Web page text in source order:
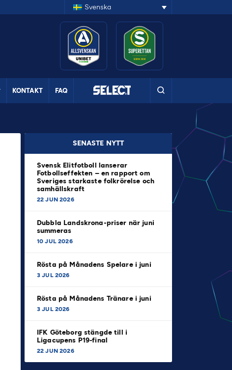
Svenska
KONTAKT FAQ
SENASTE NYTT
Svensk Elitfotboll lanserar
Fotbollseffekten – en rapport om
Sveriges starkaste folkrörelse och
samhällskraft
22 JUN 2026
Dubbla Landskrona-priser när juni
summeras
10 JUL 2026
Rösta på Månadens Spelare i juni
3 JUL 2026
Rösta på Månadens Tränare i juni
3 JUL 2026
IFK Göteborg stängde till i
Ligacupens P19-final
22 JUN 2026